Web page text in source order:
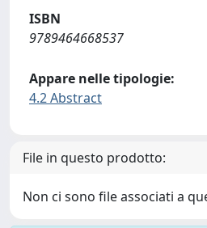
ISBN
9789464668537
Appare nelle tipologie:
4.2 Abstract
File in questo prodotto:
Non ci sono file associati a